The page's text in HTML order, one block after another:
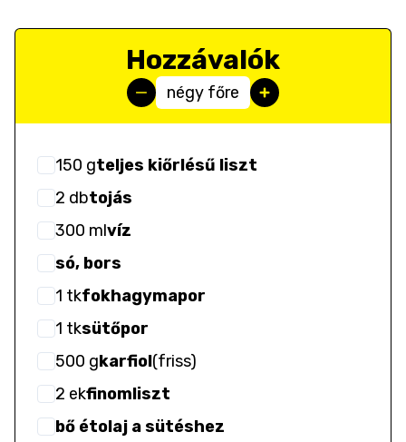
Hozzávalók
négy főre
150 gteljes kiőrlésű liszt
2 dbtojás
300 mlvíz
só, bors
1 tkfokhagymapor
1 tksütőpor
500 gkarfiol(friss)
2 ekfinomliszt
bő étolaj a sütéshez